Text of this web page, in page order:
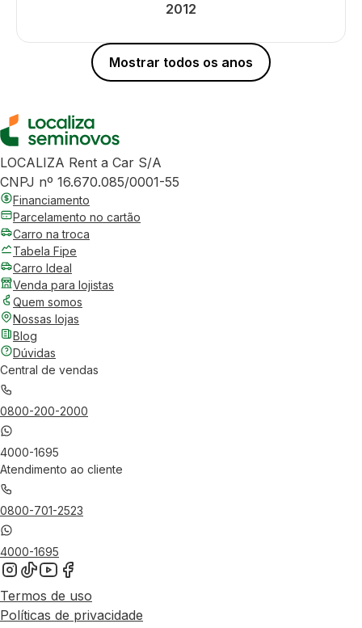
2012
Mostrar todos os anos
LOCALIZA Rent a Car S/A
CNPJ nº 16.670.085/0001-55
Financiamento
Parcelamento no cartão
Carro na troca
Tabela Fipe
Carro Ideal
Venda para lojistas
Quem somos
Nossas lojas
Blog
Dúvidas
Central de vendas
0800-200-2000
4000-1695
Atendimento ao cliente
0800-701-2523
4000-1695
Termos de uso
Políticas de privacidade